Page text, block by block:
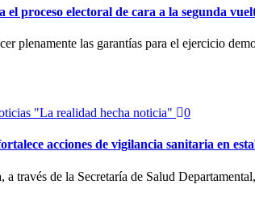
el proceso electoral de cara a la segunda
plenamente las garantías para el ejercicio
"La realidad hecha noticia" 0
acciones de vigilancia sanitaria en
través de la Secretaría de Salud